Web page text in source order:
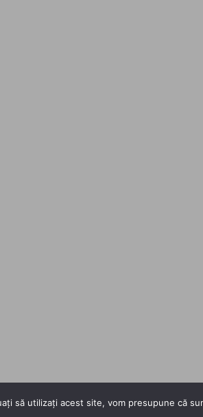
Theme
să utilizați acest site, vom presupune că